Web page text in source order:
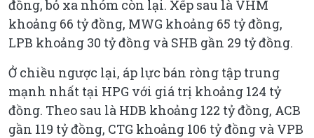
đồng, bỏ xa nhóm còn lại. Xếp sau là VHM
khoảng 66 tỷ đồng, MWG khoảng 65 tỷ đồng,
LPB khoảng 30 tỷ đồng và SHB gần 29 tỷ đồng.
Ở chiều ngược lại, áp lực bán ròng tập trung
mạnh nhất tại HPG với giá trị khoảng 124 tỷ
đồng. Theo sau là HDB khoảng 122 tỷ đồng, ACB
gần 119 tỷ đồng, CTG khoảng 106 tỷ đồng và VPB